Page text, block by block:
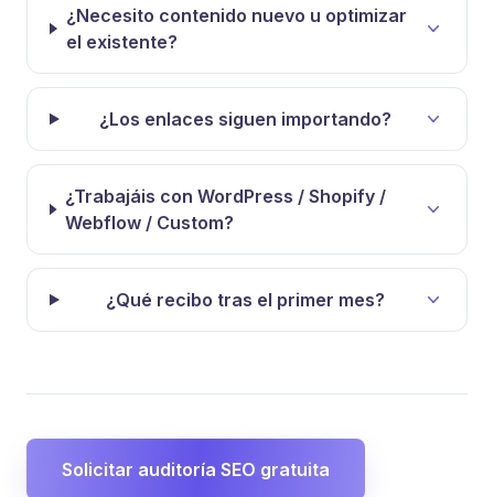
¿Necesito contenido nuevo u optimizar
el existente?
¿Los enlaces siguen importando?
¿Trabajáis con WordPress / Shopify /
Webflow / Custom?
¿Qué recibo tras el primer mes?
Solicitar auditoría SEO gratuita